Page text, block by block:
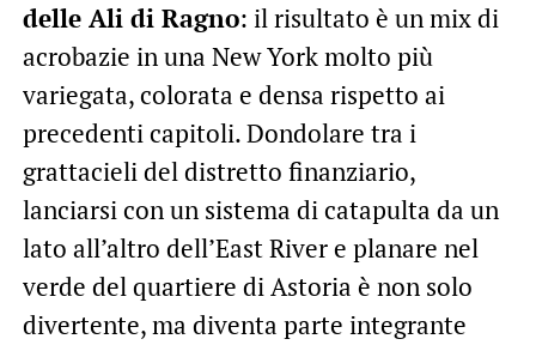
delle Ali di Ragno: il risultato è un mix di
acrobazie in una New York molto più
variegata, colorata e densa rispetto ai
precedenti capitoli. Dondolare tra i
grattacieli del distretto finanziario,
lanciarsi con un sistema di catapulta da un
lato all’altro dell’East River e planare nel
verde del quartiere di Astoria è non solo
divertente, ma diventa parte integrante